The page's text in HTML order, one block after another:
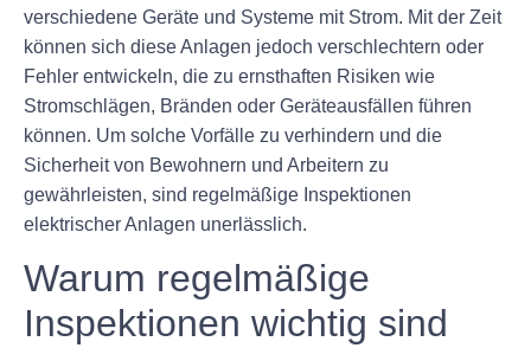
verschiedene Geräte und Systeme mit Strom. Mit der Zeit
können sich diese Anlagen jedoch verschlechtern oder
Fehler entwickeln, die zu ernsthaften Risiken wie
Stromschlägen, Bränden oder Geräteausfällen führen
können. Um solche Vorfälle zu verhindern und die
Sicherheit von Bewohnern und Arbeitern zu
gewährleisten, sind regelmäßige Inspektionen
elektrischer Anlagen unerlässlich.
Warum regelmäßige
Inspektionen wichtig sind